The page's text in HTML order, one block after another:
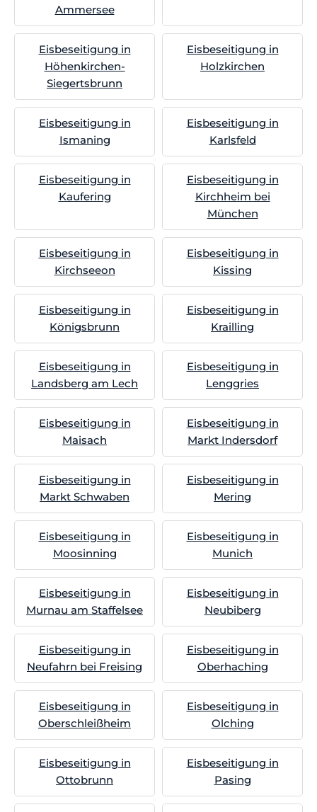
Ammersee
Eisbeseitigung in
Höhenkirchen-
Siegertsbrunn
Eisbeseitigung in
Holzkirchen
Eisbeseitigung in
Ismaning
Eisbeseitigung in
Karlsfeld
Eisbeseitigung in
Kaufering
Eisbeseitigung in
Kirchheim bei
München
Eisbeseitigung in
Kirchseeon
Eisbeseitigung in
Kissing
Eisbeseitigung in
Königsbrunn
Eisbeseitigung in
Krailling
Eisbeseitigung in
Landsberg am Lech
Eisbeseitigung in
Lenggries
Eisbeseitigung in
Maisach
Eisbeseitigung in
Markt Indersdorf
Eisbeseitigung in
Markt Schwaben
Eisbeseitigung in
Mering
Eisbeseitigung in
Moosinning
Eisbeseitigung in
Munich
Eisbeseitigung in
Murnau am Staffelsee
Eisbeseitigung in
Neubiberg
Eisbeseitigung in
Neufahrn bei Freising
Eisbeseitigung in
Oberhaching
Eisbeseitigung in
Oberschleißheim
Eisbeseitigung in
Olching
Eisbeseitigung in
Ottobrunn
Eisbeseitigung in
Pasing